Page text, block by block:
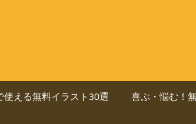
使える無料イラスト30選 喜ぶ・悩む！